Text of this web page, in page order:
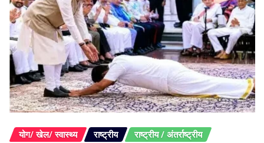
योग/ खेल/ स्वास्थ्य राष्ट्रीय राष्ट्रीय / अंतर्राष्ट्रीय